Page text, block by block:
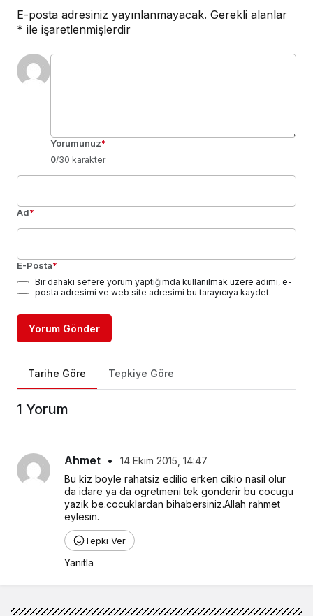
E-posta adresiniz yayınlanmayacak. Gerekli alanlar
* ile işaretlenmişlerdir
Yorumunuz*
0/30 karakter
Ad*
E-Posta*
Bir dahaki sefere yorum yaptığımda kullanılmak üzere adımı, e-
posta adresimi ve web site adresimi bu tarayıcıya kaydet.
Yorum Gönder
Tarihe Göre Tepkiye Göre
1 Yorum
Ahmet •
14 Ekim 2015, 14:47
Bu kiz boyle rahatsiz edilio erken cikio nasil olur
da idare ya da ogretmeni tek gonderir bu cocugu
yazik be.cocuklardan bihabersiniz.Allah rahmet
eylesin.
Tepki Ver
Yanıtla